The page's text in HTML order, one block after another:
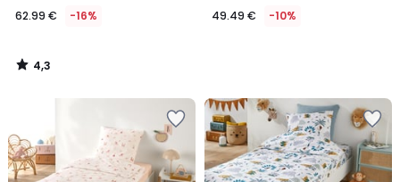
62.99 € -16%
4,3
/
49.49 € -10%